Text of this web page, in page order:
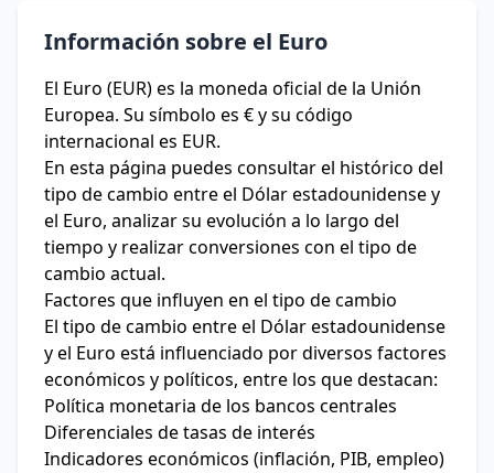
Información sobre el Euro
El Euro (EUR) es la moneda oficial de la Unión
Europea. Su símbolo es € y su código
internacional es EUR.
En esta página puedes consultar el histórico del
tipo de cambio entre el Dólar estadounidense y
el Euro, analizar su evolución a lo largo del
tiempo y realizar conversiones con el tipo de
cambio actual.
Factores que influyen en el tipo de cambio
El tipo de cambio entre el Dólar estadounidense
y el Euro está influenciado por diversos factores
económicos y políticos, entre los que destacan:
Política monetaria de los bancos centrales
Diferenciales de tasas de interés
Indicadores económicos (inflación, PIB, empleo)